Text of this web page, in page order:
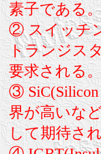
素子である
② スイッチ
トランジス
要求される
③ SiC(Silicon
界が高いな
して期待さ